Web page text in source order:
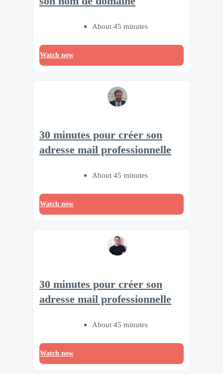
About 45 minutes
Watch now
30 minutes pour créer son
adresse mail professionnelle
About 45 minutes
Watch now
30 minutes pour créer son
adresse mail professionnelle
About 45 minutes
Watch now